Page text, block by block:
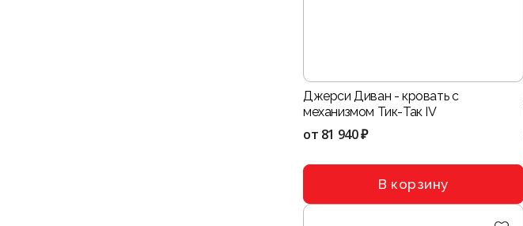
Джерси Диван - кровать с
механизмом Тик-Так IV
от 81 940 ₽
В корзину